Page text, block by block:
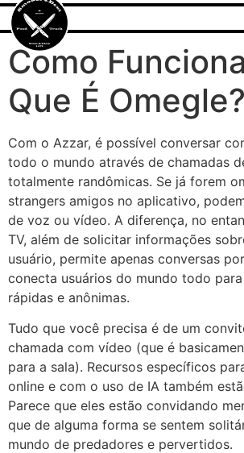
Como
Que É Omegle?
Com o Azzar, é possível conversar
todo o mundo através de chamadas
totalmente randômicas. Se já forem
strangers amigos no aplicativo,
de voz ou vídeo. A diferença, no
TV, além de solicitar informações
usuário, permite apenas conversas
conecta usuários do mundo todo
rápidas e anônimas.
Tudo que você precisa é de um
chamada com vídeo (que é
para a sala). Recursos específicos
online e com o uso de IA também
Parece que eles estão convidando
que de alguma forma se sentem
mundo de predadores e pervertidos.